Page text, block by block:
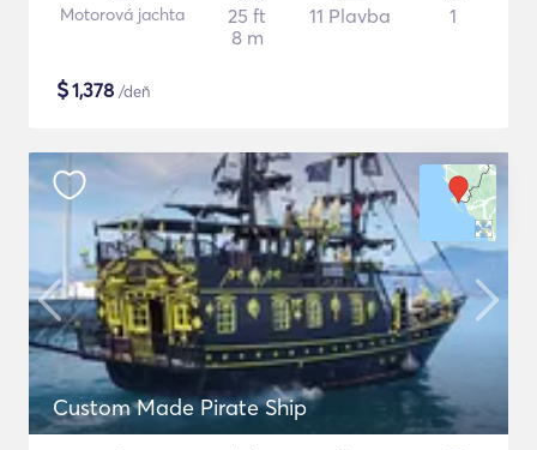
Motorová jachta
25 ft
8 m
11 Plavba 1
$1,378 /deň
Custom Made Pirate Ship